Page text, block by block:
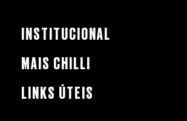
INSTITUCIONAL
MAIS CHILLI
LINKS ÚTEIS